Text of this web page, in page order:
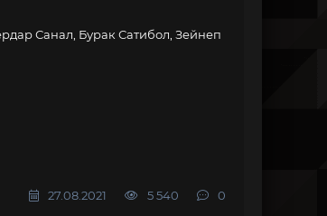
Санал, Бурак Сатибол, Зейнеп
27.08.2021 5 540 0